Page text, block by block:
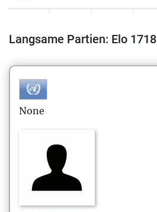
Langsame Partien: Elo 1718
None